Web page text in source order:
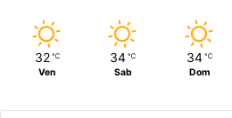
32 ℃
Ven
34 ℃
Sab
34 ℃
Dom